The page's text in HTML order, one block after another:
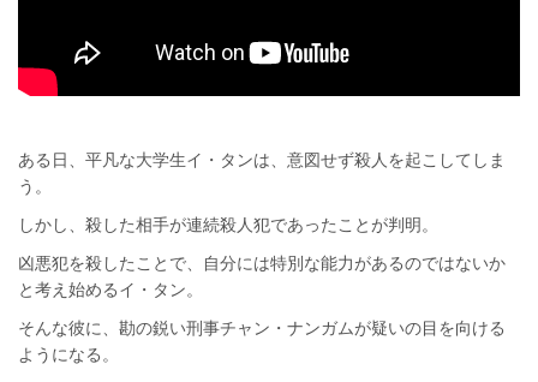
ある日、平凡な大学生イ・タンは、意図せず殺人を起こしてしま
う。
しかし、殺した相手が連続殺人犯であったことが判明。
凶悪犯を殺したことで、自分には特別な能力があるのではないか
と考え始めるイ・タン。
そんな彼に、勘の鋭い刑事チャン・ナンガムが疑いの目を向ける
ようになる。